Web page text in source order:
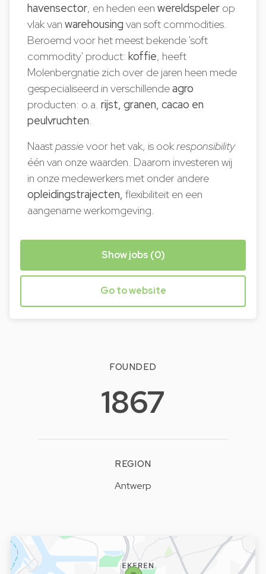
havensector, en heden eenwereldspeler op
vlak vanwarehousing van soft commodities.
Beroemd voor het meest bekende 'soft
commodity' product:koffie, heeft
Molenbergnatie zich over de jaren heen mede
gespecialiseerd in verschillendeagro
producten: o.a.rijst, granen, cacao en
peulvruchten.
Naastpassievoor het vak, is ookresponsibility
één van onze waarden. Daarom investeren wij
in onze medewerkers met onder andere
opleidingstrajecten,flexibiliteit en een
aangename werkomgeving.
Show jobs (0)
Go to website
FOUNDED
1867
REGION
Antwerp